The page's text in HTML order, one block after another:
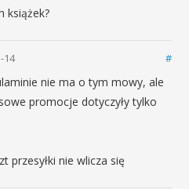
książek?
14 #
nie ma o tym mowy, ale
promocje dotyczyły tylko
przesyłki nie wlicza się